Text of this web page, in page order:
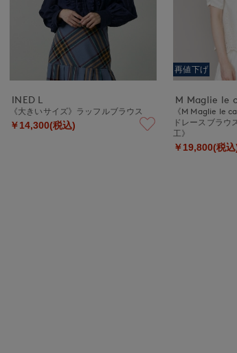
INED L
《大きいサイズ》ラッフルブラウス
￥14,300(税込)
再値下げ
M Maglie le
《M Maglie le
ドレースブラウ
工》
￥19,800(税込